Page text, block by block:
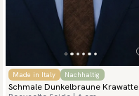
Made in Italy Nachhaltig
Schmale Dunkelbraune Krawatte